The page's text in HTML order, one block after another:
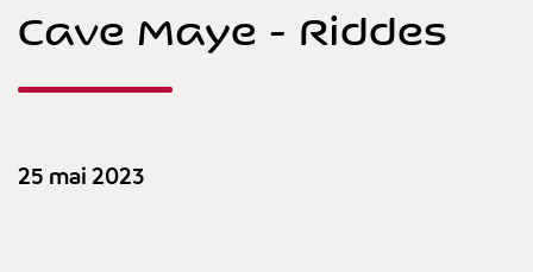
Cave Maye - Riddes
25 mai 2023